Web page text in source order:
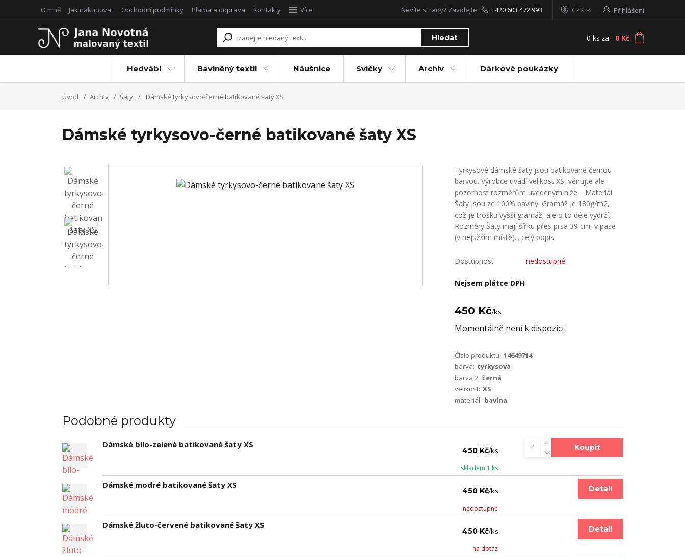
O mně Jak nakupovat Obchodní podmínky Platba a doprava Kontakty Více CZK Přihlášení
Hledat
Nevíte si rady? Zavolejte. +420 603 472 993
0 ks za 0 Kč
Hedvábí Bavlněný textil Náušnice Svíčky Archiv Dárkové poukázky
Úvod Archiv Šaty Dámské tyrkysovo-černé batikované šaty XS
Dámské tyrkysovo-černé batikované šaty XS
Tyrkysové dámské šaty jsou batikované černou
barvou. Výrobce uvádí velikost XS, věnujte ale
pozornost rozměrům uvedeným níže. Materiál
Šaty jsou ze 100% bavlny. Gramáž je 180g/m2,
což je trošku vyšší gramáž, ale o to déle vydrží.
Rozměry Šaty mají šířku přes prsa 39 cm, v pase
(v nejužším místě)... celý popis
Dostupnost nedostupné
Nejsem plátce DPH
450 Kč/ks
Momentálně není k dispozici
Číslo produktu: 14649714
barva: tyrkysová
barva 2: černá
velikost: XS
materiál: bavlna
Podobné produkty
Dámské bílo-zelené batikované šaty XS
450 Kč/ks
skladem 1 ks
Koupit
Dámské modré batikované šaty XS
450 Kč/ks
nedostupné
Detail
Dámské žluto-červené batikované šaty XS
450 Kč/ks
na dotaz
Detail